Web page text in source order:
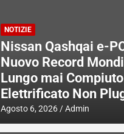
NOTIZIE
Nissan Qashqai e-
Nuovo Record
Lungo mai
Elettrificato Non
Agosto 6, 2026 Admin